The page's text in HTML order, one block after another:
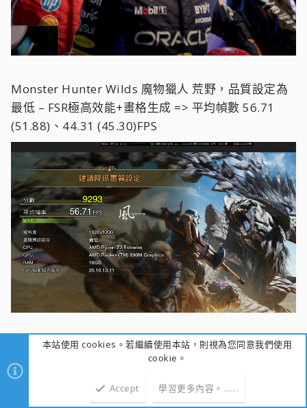
Monster Hunter Wilds 魔物獵人 荒野，品質設定為
最低 – FSR極高效能+畫格生成 => 平均幀數 56.71
(51.88)、44.31 (45.30)FPS
Diablo IV 暗黑破壞神IV，品質設定為低、夜晚場景–
Z2E開啟FSR 2與超高效能 => 104、83 FPS；
258V開啟XeSS與超高效能與畫格生成 => 145、118
本站使用 cookies。若繼續使用本站，則視為您同意我們使用
cookie。
Accept 學習更多內容。……